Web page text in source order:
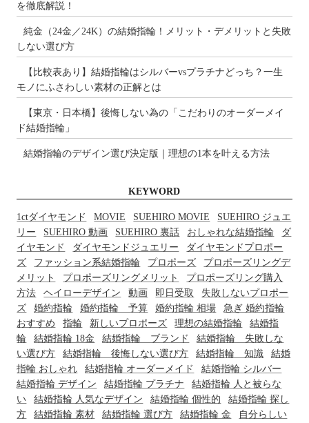
を徹底解説！
純金（24金／24K）の結婚指輪！メリット・デメリットと失敗
しない選び方
【比較表あり】結婚指輪はシルバーvsプラチナどっち？一生
モノにふさわしい素材の正解とは
【東京・日本橋】後悔しない為の「こだわりのオーダーメイ
ド結婚指輪」
結婚指輪のデザイン選び決定版｜理想の1本を叶える方法
KEYWORD
1ctダイヤモンド MOVIE SUEHIRO MOVIE
SUEHIRO ジュエ
リー
SUEHIRO 動画 SUEHIRO 裏話 おしゃれな結婚指輪
ダ
イヤモンド
ダイヤモンドジュエリー
ダイヤモンドプロポー
ズ
ファッション系結婚指輪 プロポーズ
プロポーズリングデ
メリット
プロポーズリングメリット
プロポーズリング購入
方法
ヘイローデザイン 動画 即日受取
失敗しないプロポー
ズ
婚約指輪 婚約指輪 予算 婚約指輪 相場
急ぎ 婚約指輪
おすすめ
指輪 新しいプロポーズ 理想の結婚指輪
結婚指
輪
結婚指輪 18金 結婚指輪 ブランド
結婚指輪 失敗しな
い選び方
結婚指輪 後悔しない選び方 結婚指輪 知識
結婚
指輪 おしゃれ
結婚指輪 オーダーメイド
結婚指輪 シルバー
結婚指輪 デザイン
結婚指輪 プラチナ
結婚指輪 人と被らな
い
結婚指輪 人気なデザイン 結婚指輪 個性的
結婚指輪 探し
方
結婚指輪 素材 結婚指輪 選び方 結婚指輪 金
自分らしい